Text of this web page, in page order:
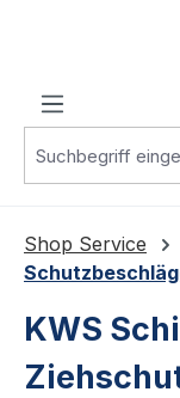
Shop Service
KWS